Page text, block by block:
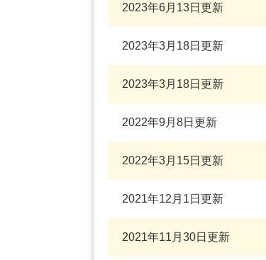
2023年6月13日更新
2023年3月18日更新
2023年3月18日更新
2022年9月8日更新
2022年3月15日更新
2021年12月1日更新
2021年11月30日更新